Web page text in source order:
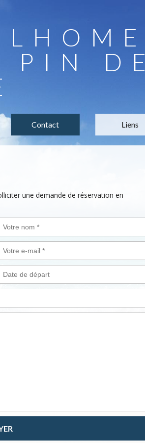
PIN DE
Contact Liens
une demande de réservation en